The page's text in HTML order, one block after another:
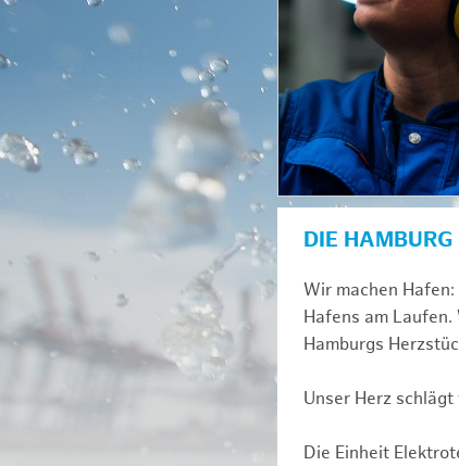
DIE
Wir machen
Hafens am
Hamburgs
Unser Herz
Die Einheit